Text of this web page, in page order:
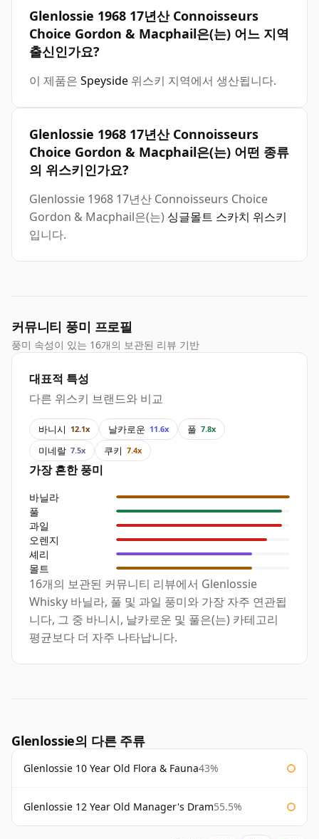
Glenlossie 1968 17년산 Connoisseurs
Choice Gordon & Macphail은(는) 어느 지역
출신인가요?
이 제품은 Speyside 위스키 지역에서 생산됩니다.
Glenlossie 1968 17년산 Connoisseurs
Choice Gordon & Macphail은(는) 어떤 종류
의 위스키인가요?
Glenlossie 1968 17년산 Connoisseurs Choice
Gordon & Macphail은(는) 싱글몰트 스카치 위스키
입니다.
커뮤니티 풍미 프로필
풍미 속성이 있는 16개의 보관된 리뷰 기반
대표적 특성
다른 위스키 브랜드와 비교
바니시 12.1x 날카로운 11.6x 풀 7.8x
미네랄 7.5x 쿠키 7.4x
가장 흔한 풍미
바닐라
풀
과일
오렌지
셰리
몰트
16개의 보관된 커뮤니티 리뷰에서 Glenlossie
Whisky 바닐라, 풀 및 과일 풍미와 가장 자주 연관됩
니다, 그 중 바니시, 날카로운 및 풀은(는) 카테고리
평균보다 더 자주 나타납니다.
Glenlossie의 다른 주류
Glenlossie 10 Year Old Flora & Fauna43%
Glenlossie 12 Year Old Manager's Dram55.5%